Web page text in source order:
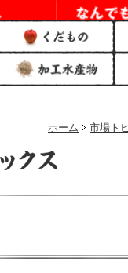
ホーム 市場ト